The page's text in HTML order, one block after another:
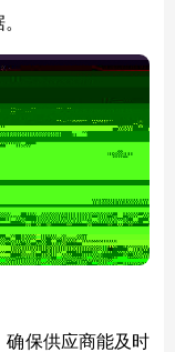
确保供应商能及时